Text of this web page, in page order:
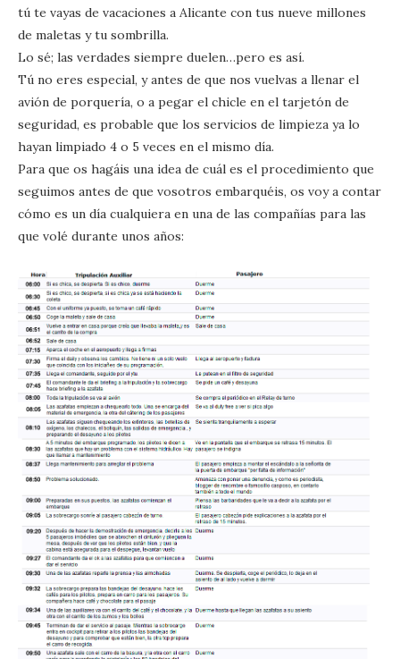
tú te vayas de vacaciones a Alicante con tus nueve millones
de maletas y tu sombrilla.
Lo sé; las verdades siempre duelen…pero es así.
Tú no eres especial, y antes de que nos vuelvas a llenar el
avión de porquería, o a pegar el chicle en el tarjetón de
seguridad, es probable que los servicios de limpieza ya lo
hayan limpiado 4 o 5 veces en el mismo día.
Para que os hagáis una idea de cuál es el procedimiento que
seguimos antes de que vosotros embarquéis, os voy a contar
cómo es un día cualquiera en una de las compañías para las
que volé durante unos años: